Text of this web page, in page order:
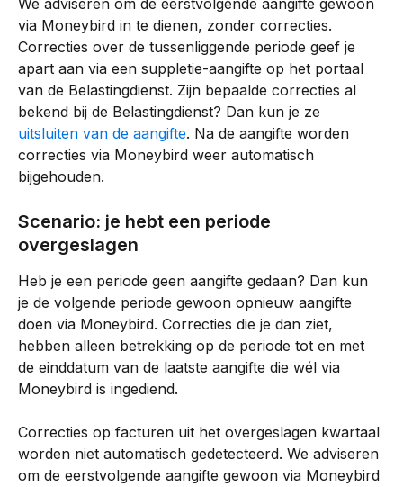
We adviseren om de eerstvolgende aangifte gewoon
via Moneybird in te dienen, zonder correcties.
Correcties over de tussenliggende periode geef je
apart aan via een suppletie-aangifte op het portaal
van de Belastingdienst. Zijn bepaalde correcties al
bekend bij de Belastingdienst? Dan kun je ze
uitsluiten van de aangifte. Na de aangifte worden
correcties via Moneybird weer automatisch
bijgehouden.
Scenario: je hebt een periode
overgeslagen
Heb je een periode geen aangifte gedaan? Dan kun
je de volgende periode gewoon opnieuw aangifte
doen via Moneybird. Correcties die je dan ziet,
hebben alleen betrekking op de periode tot en met
de einddatum van de laatste aangifte die wél via
Moneybird is ingediend.
Correcties op facturen uit het overgeslagen kwartaal
worden niet automatisch gedetecteerd. We adviseren
om de eerstvolgende aangifte gewoon via Moneybird